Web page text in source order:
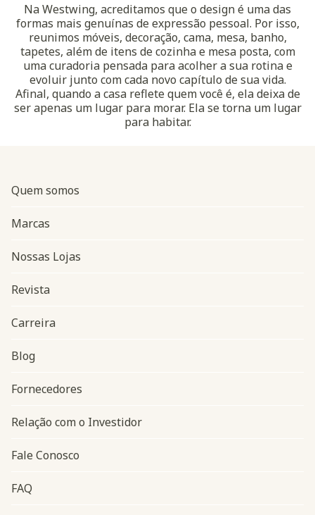
Na Westwing, acreditamos que o design é uma das
formas mais genuínas de expressão pessoal. Por isso,
reunimos móveis, decoração, cama, mesa, banho,
tapetes, além de itens de cozinha e mesa posta, com
uma curadoria pensada para acolher a sua rotina e
evoluir junto com cada novo capítulo de sua vida.
Afinal, quando a casa reflete quem você é, ela deixa de
ser apenas um lugar para morar. Ela se torna um lugar
para habitar.
Navegação do rodapé
Quem somos
Marcas
Nossas Lojas
Revista
Carreira
Blog
Fornecedores
Relação com o Investidor
Fale Conosco
FAQ